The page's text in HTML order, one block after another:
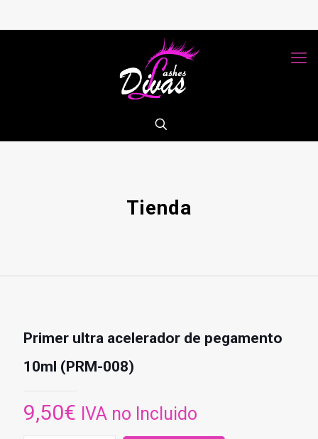
Tienda
Primer ultra acelerador de pegamento
10ml (PRM-008)
9,50€ IVA no Incluido